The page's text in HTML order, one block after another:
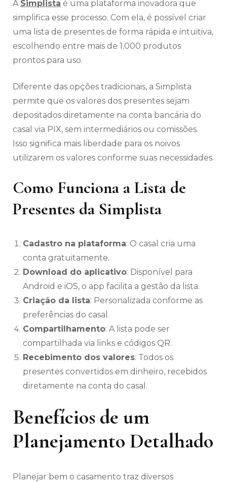
A Simplista é uma plataforma inovadora que
simplifica esse processo. Com ela, é possível criar
uma lista de presentes de forma rápida e intuitiva,
escolhendo entre mais de 1.000 produtos
prontos para uso.
Diferente das opções tradicionais, a Simplista
permite que os valores dos presentes sejam
depositados diretamente na conta bancária do
casal via PIX, sem intermediários ou comissões.
Isso significa mais liberdade para os noivos
utilizarem os valores conforme suas necessidades.
Como Funciona a Lista de
Presentes da Simplista
Cadastro na plataforma: O casal cria uma
conta gratuitamente.
Download do aplicativo: Disponível para
Android e iOS, o app facilita a gestão da lista.
Criação da lista: Personalizada conforme as
preferências do casal.
Compartilhamento: A lista pode ser
compartilhada via links e códigos QR.
Recebimento dos valores: Todos os
presentes convertidos em dinheiro, recebidos
diretamente na conta do casal.
Benefícios de um
Planejamento Detalhado
Planejar bem o casamento traz diversos